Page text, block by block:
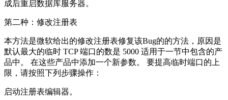
成后重启数据库服务器。
第二种：修改注册表
本方法是微软给出的修改注册表修复该Bug的的方法，原因是
默认最大的临时 TCP 端口的数是 5000 适用于一节中包含的产
品中。 在这些产品中添加一个新参数。 要提高临时端口的上
限，请按照下列步骤操作：
启动注册表编辑器。